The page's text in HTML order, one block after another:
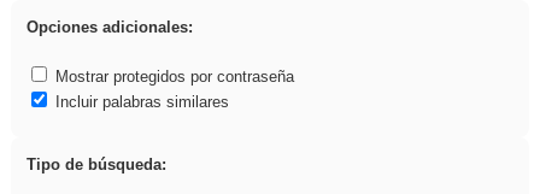
Opciones adicionales:
Mostrar protegidos por contraseña
Incluir palabras similares
Tipo de búsqueda: